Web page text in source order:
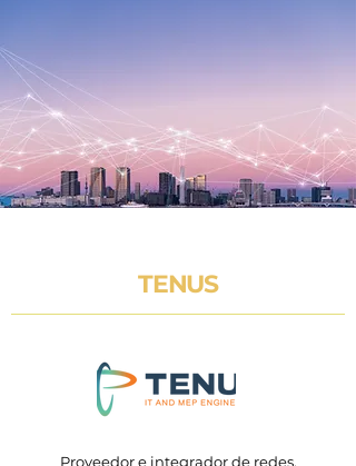
TENUS
Proveedor e integrador de redes,